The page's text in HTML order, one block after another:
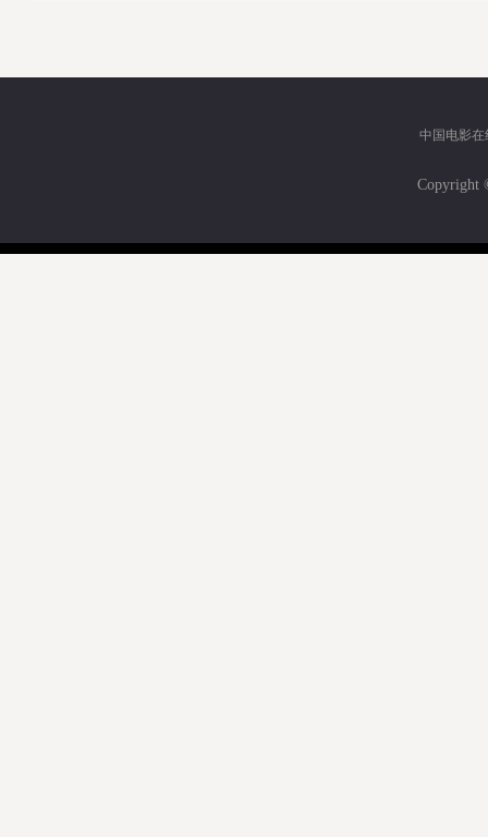
中国电影在
Copyright